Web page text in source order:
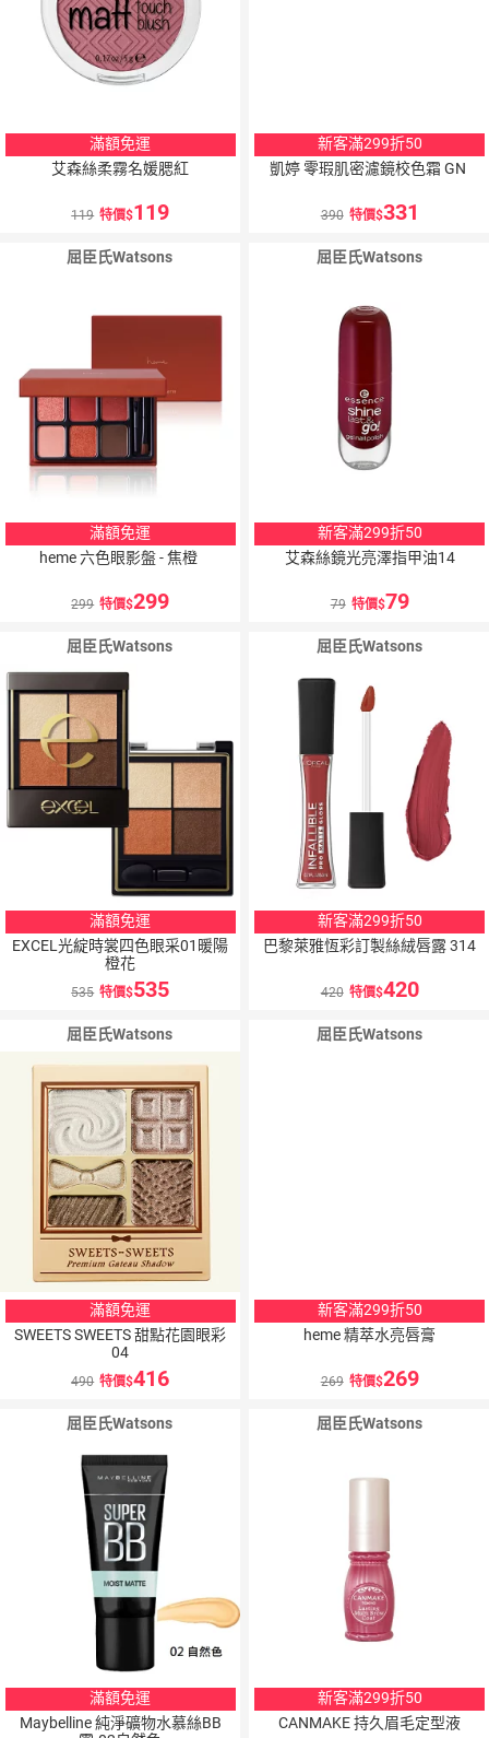
滿額免運
艾森絲柔霧名媛腮紅
119 特價 119
新客滿299折50
凱婷 零瑕肌密濾鏡校色霜 GN
390 特價 331
屈臣氏Watsons
滿額免運
heme 六色眼影盤 - 焦橙
299 特價 299
屈臣氏Watsons
新客滿299折50
艾森絲鏡光亮澤指甲油14
79 特價 79
屈臣氏Watsons
滿額免運
EXCEL光綻時裳四色眼采01暖陽
橙花
535 特價 535
屈臣氏Watsons
新客滿299折50
巴黎萊雅恆彩訂製絲絨唇露 314
420 特價 420
屈臣氏Watsons
滿額免運
SWEETS SWEETS 甜點花園眼彩
04
490 特價 416
屈臣氏Watsons
新客滿299折50
heme 精萃水亮唇膏
269 特價 269
屈臣氏Watsons
滿額免運
Maybelline 純淨礦物水慕絲BB
屈臣氏Watsons
新客滿299折50
CANMAKE 持久眉毛定型液